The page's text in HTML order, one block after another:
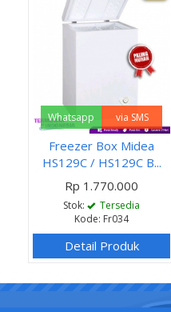
Whatsapp via SMS
Freezer Box Midea
HS129C / HS129C B...
Rp 1.770.000
Stok:
Tersedia
Kode: Fr034
Detail Produk